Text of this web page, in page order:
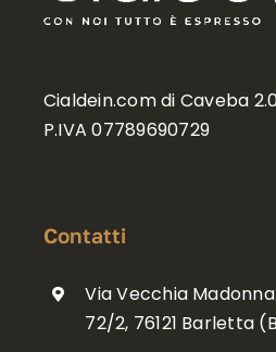
Cialdein.com di Caveba
P.IVA 07789690729
Contatti
Via Vecchia
72/2, 76121 Barletta